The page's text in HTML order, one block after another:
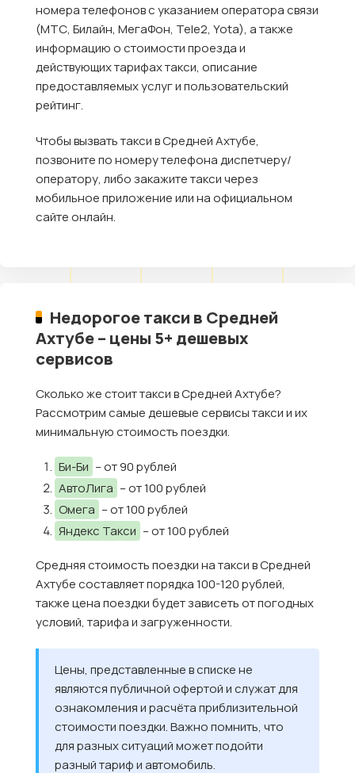
номера телефонов с указанием оператора связи
(МТС, Билайн, МегаФон, Tele2, Yota), а также
информацию о стоимости проезда и
действующих тарифах такси, описание
предоставляемых услуг и пользовательский
рейтинг.
Чтобы вызвать такси в Средней Ахтубе,
позвоните по номеру телефона диспетчеру/
оператору, либо закажите такси через
мобильное приложение или на официальном
сайте онлайн.
Недорогое такси в Средней
Ахтубе – цены 5+ дешевых
сервисов
Сколько же стоит такси в Средней Ахтубе?
Рассмотрим самые дешевые сервисы такси и их
минимальную стоимость поездки.
Би-Би – от 90 рублей
АвтоЛига – от 100 рублей
Омега – от 100 рублей
Яндекс Такси – от 100 рублей
Средняя стоимость поездки на такси в Средней
Ахтубе составляет порядка 100-120 рублей,
также цена поездки будет зависеть от погодных
условий, тарифа и загруженности.
Цены, представленные в списке не
являются публичной офертой и служат для
ознакомления и расчёта приблизительной
стоимости поездки. Важно помнить, что
для разных ситуаций может подойти
разный тариф и автомобиль.